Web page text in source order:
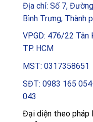
Địa chỉ: Số 7,
Bình Trưng, Thành
VPGD: 476/22 Tân
TP. HCM
MST: 0317358651
SĐT: 0983 165
043
Đại diện theo pháp